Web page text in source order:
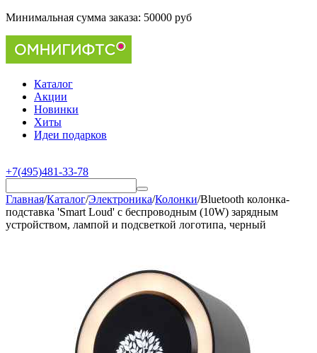
Минимальная сумма заказа: 50000 руб
Каталог
Акции
Новинки
Хиты
Идеи подарков
+7(495)481-33-78
Главная/Каталог/Электроника/Колонки/Bluetooth колонка-
подставка 'Smart Loud' с беспроводным (10W) зарядным
устройством, лампой и подсветкой логотипа, черный